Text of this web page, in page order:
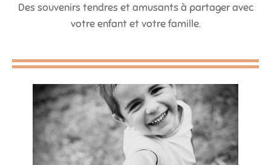
Des souvenirs tendres et amusants à partager avec
votre enfant et votre famille.